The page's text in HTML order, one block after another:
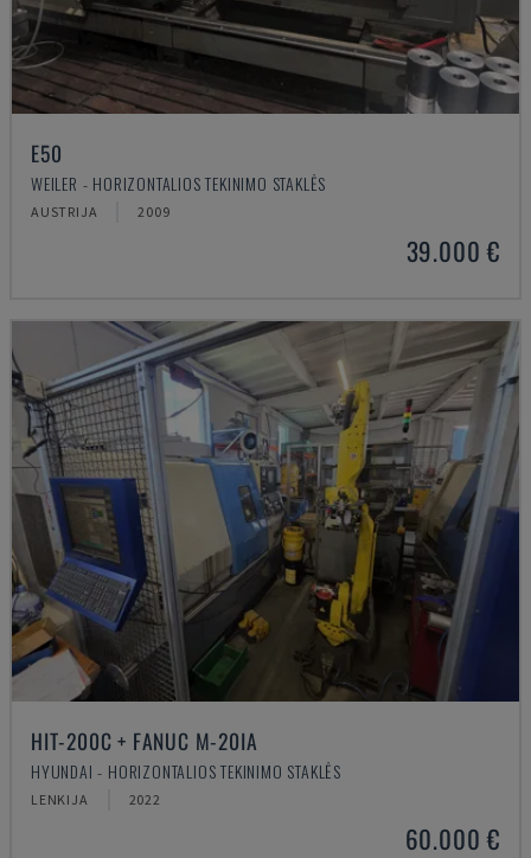
E50
WEILER - HORIZONTALIOS TEKINIMO STAKLĖS
AUSTRIJA 2009
39.000 €
HIT-200C + FANUC M-20IA
HYUNDAI - HORIZONTALIOS TEKINIMO STAKLĖS
LENKIJA 2022
60.000 €